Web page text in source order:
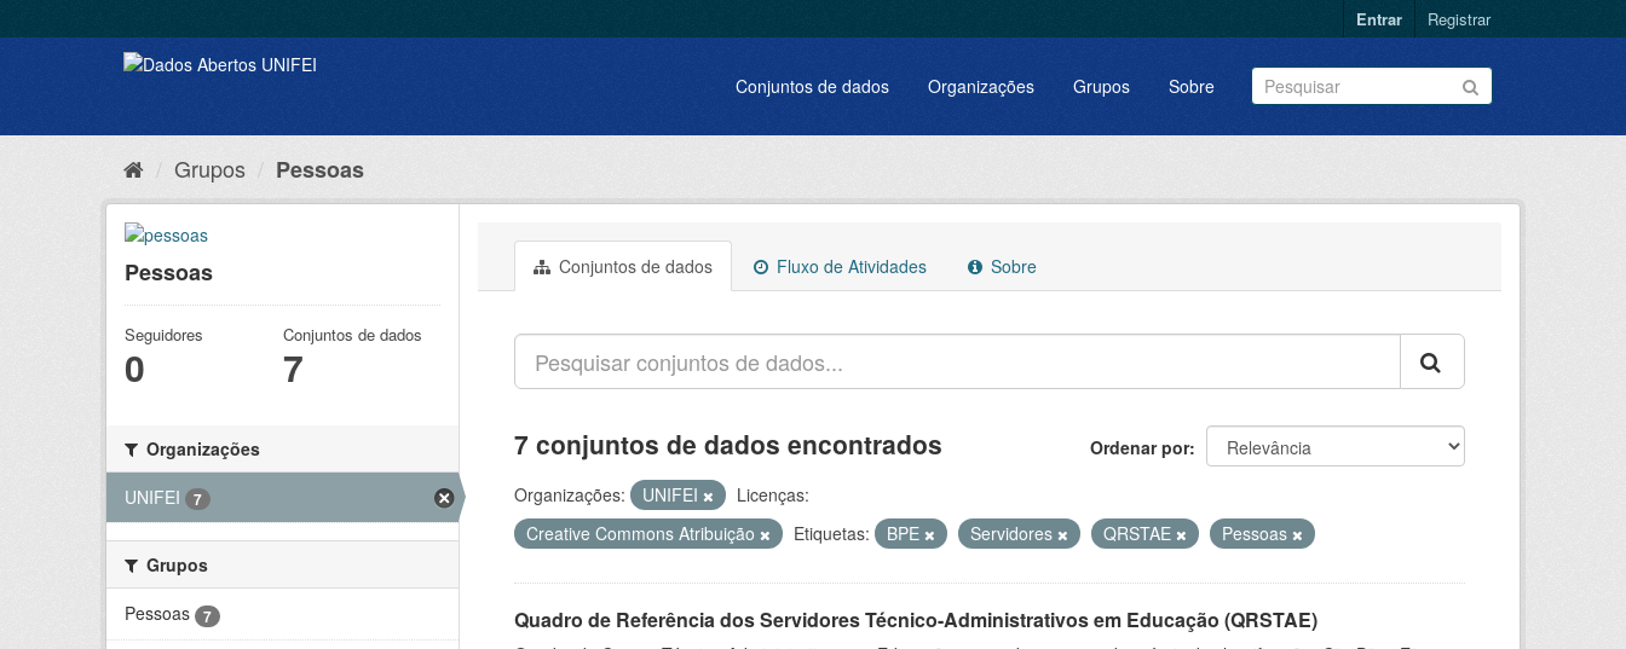
Entrar Registrar
Conjuntos de dados Organizações Grupos Sobre
Grupos Pessoas
Pessoas
Seguidores
0
Conjuntos de dados
7
Organizações
UNIFEI
7
Grupos
Pessoas
7
Conjuntos de dados Fluxo de Atividades Sobre
Ordenar por
7 conjuntos de dados encontrados
Organizações: UNIFEI
Licenças:
Creative Commons Atribuição
Etiquetas: BPE Servidores QRSTAE Pessoas
Quadro de Referência dos Servidores Técnico-Administrativos em Educação (QRSTAE)